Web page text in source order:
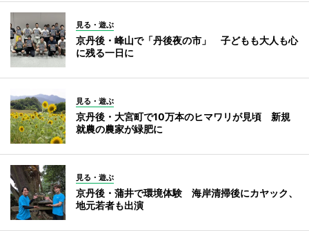
見る・遊ぶ
京丹後・峰山で「丹後夜の市」 子どもも大人も心
に残る一日に
見る・遊ぶ
京丹後・大宮町で10万本のヒマワリが見頃 新規
就農の農家が緑肥に
見る・遊ぶ
京丹後・蒲井で環境体験 海岸清掃後にカヤック、
地元若者も出演